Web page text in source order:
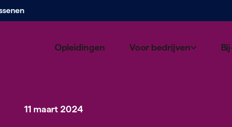
Opleidingen Voor bedrijven
11 maart 2024